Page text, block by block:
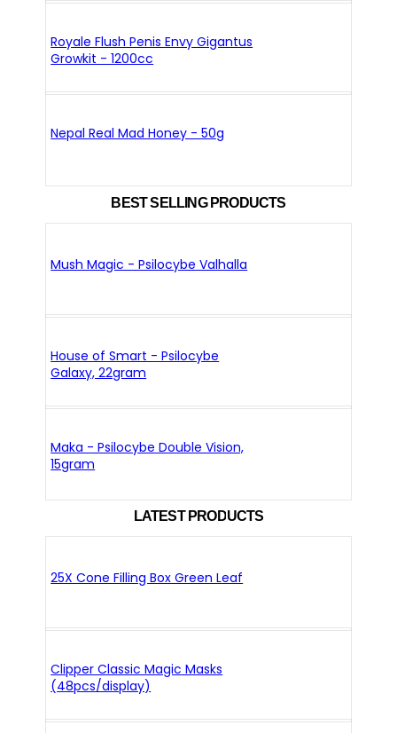
Royale Flush Penis Envy Gigantus
Growkit - 1200cc
Nepal Real Mad Honey - 50g
BEST SELLING PRODUCTS
Mush Magic - Psilocybe Valhalla
House of Smart - Psilocybe
Galaxy, 22gram
Maka - Psilocybe Double Vision,
15gram
LATEST PRODUCTS
25X Cone Filling Box Green Leaf
Clipper Classic Magic Masks
(48pcs/display)